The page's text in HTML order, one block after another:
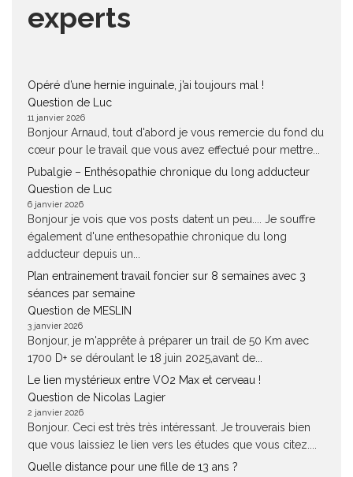
experts
Opéré d’une hernie inguinale, j’ai toujours mal !
Question de Luc
11 janvier 2026
Bonjour Arnaud, tout d'abord je vous remercie du fond du
cœur pour le travail que vous avez effectué pour mettre...
Pubalgie – Enthésopathie chronique du long adducteur
Question de Luc
6 janvier 2026
Bonjour je vois que vos posts datent un peu.... Je souffre
également d'une enthesopathie chronique du long
adducteur depuis un...
Plan entrainement travail foncier sur 8 semaines avec 3
séances par semaine
Question de MESLIN
3 janvier 2026
Bonjour, je m'apprête à préparer un trail de 50 Km avec
1700 D+ se déroulant le 18 juin 2025,avant de...
Le lien mystérieux entre VO2 Max et cerveau !
Question de Nicolas Lagier
2 janvier 2026
Bonjour. Ceci est très très intéressant. Je trouverais bien
que vous laissiez le lien vers les études que vous citez....
Quelle distance pour une fille de 13 ans ?